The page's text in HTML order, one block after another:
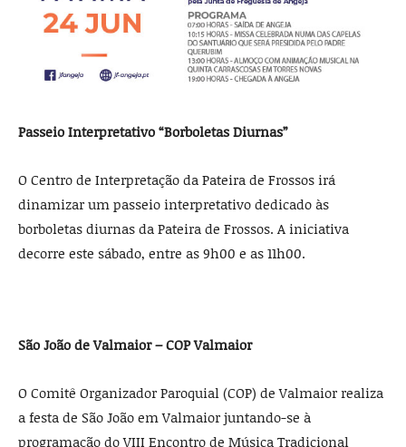
Passeio Interpretativo “Borboletas Diurnas”
O Centro de Interpretação da Pateira de Frossos irá
dinamizar um passeio interpretativo dedicado às
borboletas diurnas da Pateira de Frossos. A iniciativa
decorre este sábado, entre as 9h00 e as 11h00.
São João de Valmaior – COP Valmaior
O Comitê Organizador Paroquial (COP) de Valmaior realiza
a festa de São João em Valmaior juntando-se à
programação do VIII Encontro de Música Tradicional